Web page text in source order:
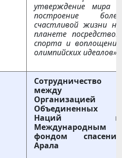
утверждение мира и
построение более
счастливой жизни на
планете посредством
спорта и воплощения
олимпийских идеалов»
Сотрудничество
между
Организацией
Объединенных
Наций и
Международным
фондом спасения
Арала